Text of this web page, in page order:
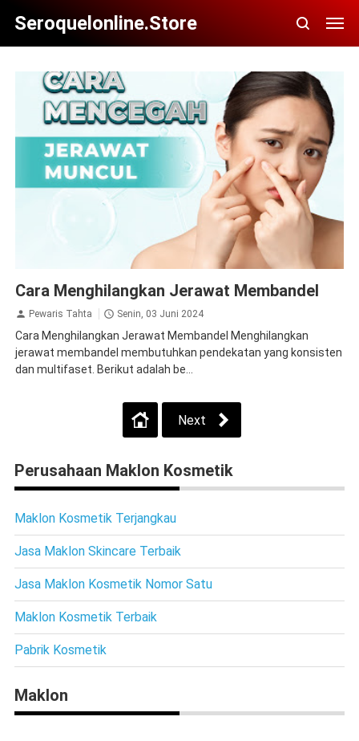
Seroquelonline.store
Cara Menghilangkan Jerawat Membandel
Pewaris Tahta Senin, 03 Juni 2024
Cara Menghilangkan Jerawat Membandel Menghilangkan
jerawat membandel membutuhkan pendekatan yang konsisten
dan multifaset. Berikut adalah be...
Next
Perusahaan Maklon Kosmetik
Maklon Kosmetik Terjangkau
Jasa Maklon Skincare Terbaik
Jasa Maklon Kosmetik Nomor Satu
Maklon Kosmetik Terbaik
Pabrik Kosmetik
Maklon